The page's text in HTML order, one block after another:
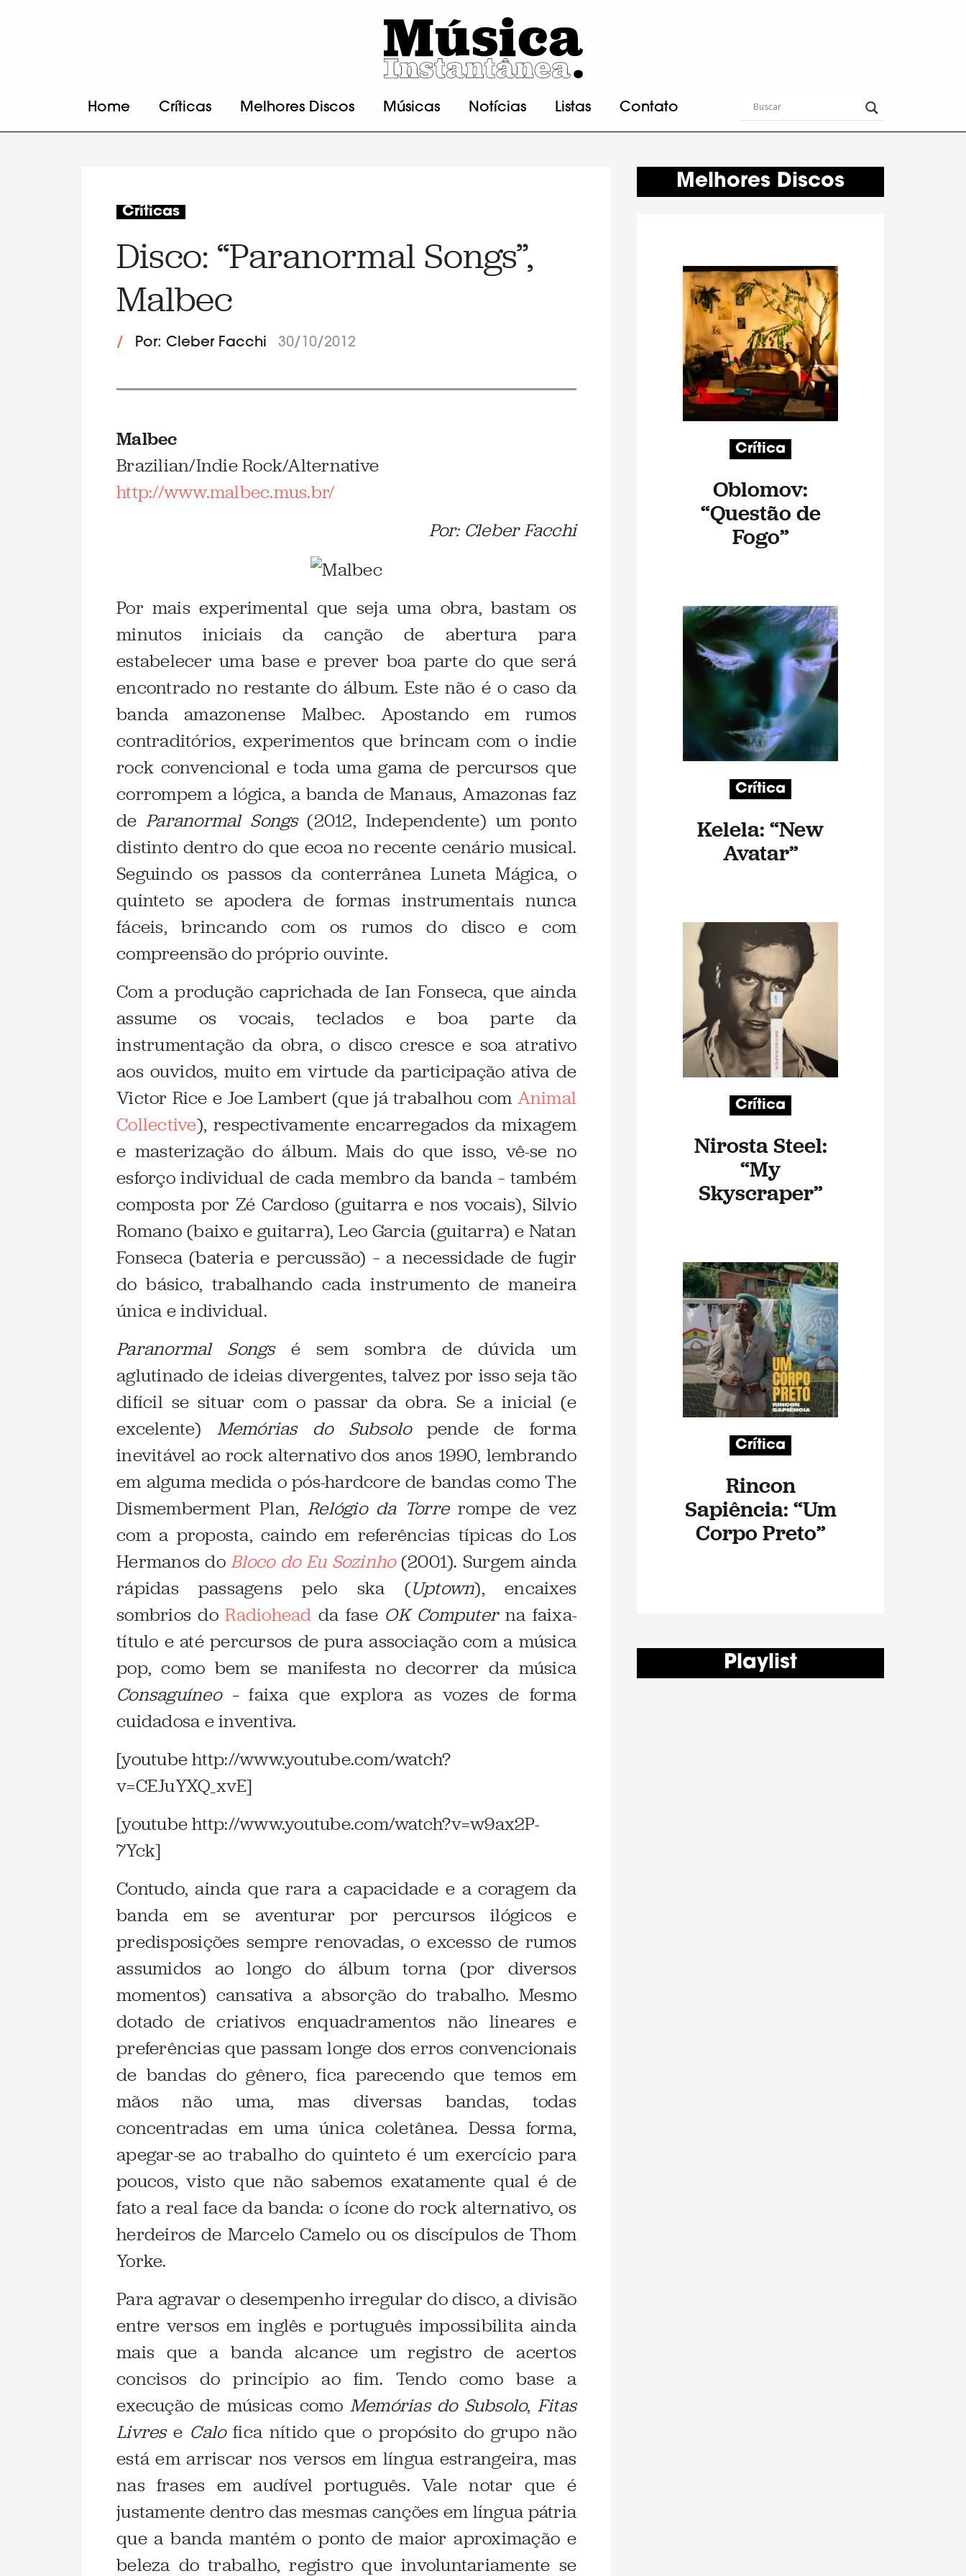
Home Críticas Melhores Discos Músicas Notícias Listas Contato
Críticas
Disco: “Paranormal Songs”,
Malbec
/ Por: Cleber Facchi 30/10/2012
Malbec
Brazilian/Indie Rock/Alternative
http://www.malbec.mus.br/
Por: Cleber Facchi
Por mais experimental que seja uma obra, bastam os
minutos iniciais da canção de abertura para
estabelecer uma base e prever boa parte do que será
encontrado no restante do álbum. Este não é o caso da
banda amazonense Malbec. Apostando em rumos
contraditórios, experimentos que brincam com o indie
rock convencional e toda uma gama de percursos que
corrompem a lógica, a banda de Manaus, Amazonas faz
deParanormal Songs(2012, Independente) um ponto
distinto dentro do que ecoa no recente cenário musical.
Seguindo os passos da conterrânea Luneta Mágica, o
quinteto se apodera de formas instrumentais nunca
fáceis, brincando com os rumos do disco e com
compreensão do próprio ouvinte.
Com a produção caprichada de Ian Fonseca, que ainda
assume os vocais, teclados e boa parte da
instrumentação da obra, o disco cresce e soa atrativo
aos ouvidos, muito em virtude da participação ativa de
Victor Rice e Joe Lambert (que já trabalhou com Animal
Collective), respectivamente encarregados da mixagem
e masterização do álbum. Mais do que isso, vê-se no
esforço individual de cada membro da banda – também
composta por Zé Cardoso (guitarra e nos vocais), Silvio
Romano (baixo e guitarra), Leo Garcia (guitarra) e Natan
Fonseca (bateria e percussão) – a necessidade de fugir
do básico, trabalhando cada instrumento de maneira
única e individual.
Paranormal Songsé sem sombra de dúvida um
aglutinado de ideias divergentes, talvez por isso seja tão
difícil se situar com o passar da obra. Se a inicial (e
excelente) Memórias do Subsolopende de forma
inevitável ao rock alternativo dos anos 1990, lembrando
em alguma medida o pós-hardcore de bandas como The
Dismemberment Plan,Relógio da Torre rompe de vez
com a proposta, caindo em referências típicas do Los
Hermanos doBloco do Eu Sozinho(2001). Surgem ainda
rápidas passagens pelo ska (Uptown), encaixes
sombrios doRadiohead da faseOK Computer na faixa-
título e até percursos de pura associação com a música
pop, como bem se manifesta no decorrer da música
Consaguíneo –faixa que explora as vozes de forma
cuidadosa e inventiva.
[youtube http://www.youtube.com/watch?
v=CEJuYXQ_xvE]
[youtube http://www.youtube.com/watch?v=w9ax2P-
7Yck]
Contudo, ainda que rara a capacidade e a coragem da
banda em se aventurar por percursos ilógicos e
predisposições sempre renovadas, o excesso de rumos
assumidos ao longo do álbum torna (por diversos
momentos) cansativa a absorção do trabalho. Mesmo
dotado de criativos enquadramentos não lineares e
preferências que passam longe dos erros convencionais
de bandas do gênero, fica parecendo que temos em
mãos não uma, mas diversas bandas, todas
concentradas em uma única coletânea. Dessa forma,
apegar-se ao trabalho do quinteto é um exercício para
poucos, visto que não sabemos exatamente qual é de
fato a real face da banda: o ícone do rock alternativo, os
herdeiros de Marcelo Camelo ou os discípulos de Thom
Yorke.
Para agravar o desempenho irregular do disco, a divisão
entre versos em inglês e português impossibilita ainda
mais que a banda alcance um registro de acertos
concisos do princípio ao fim. Tendo como base a
execução de músicas como Memórias do Subsolo, Fitas
Livrese Calofica nítido que o propósito do grupo não
está em arriscar nos versos em língua estrangeira, mas
nas frases em audível português. Vale notar que é
justamente dentro das mesmas canções em língua pátria
que a banda mantém o ponto de maior aproximação e
beleza do trabalho, registro que involuntariamente se
Melhores Discos
Crítica
Oblomov:
“Questão de
Fogo”
Crítica
Kelela: “New
Avatar”
Crítica
Nirosta Steel:
“My
Skyscraper”
Crítica
Rincon
Sapiência: “Um
Corpo Preto”
Playlist